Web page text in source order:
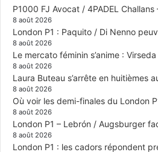
P1000 FJ Avocat / 4PADEL
8 août 2026
London P1 : Paquito / Di Nenno
8 août 2026
Le mercato féminin s’anime :
8 août 2026
Laura Buteau s’arrête en huitièmes
8 août 2026
Où voir les demi-finales du London
8 août 2026
London P1 – Lebrón / Augsburger
8 août 2026
London P1 : les cadors répondent